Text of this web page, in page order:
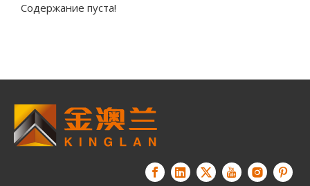
Содержание пуста!